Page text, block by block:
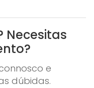
Necesitas
e
dúbidas.